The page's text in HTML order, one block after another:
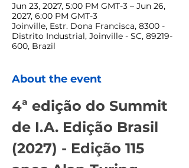
Jun 23, 2027, 5:00 PM GMT-3 – Jun 26,
2027, 6:00 PM GMT-3
Joinville, Estr. Dona Francisca, 8300 -
Distrito Industrial, Joinville - SC, 89219-
600, Brazil
About the event
4ª edição do Summit
de I.A. Edição Brasil
(2027) - Edição 115